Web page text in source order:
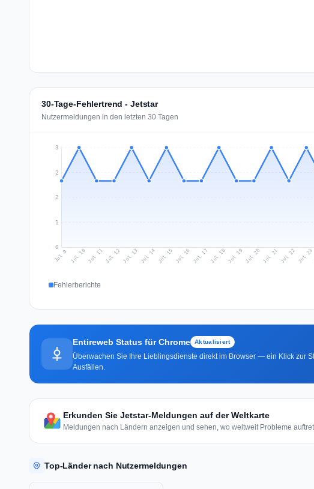
30-Tage-Fehlertrend - Jetstar
Nutzermeldungen in den letzten 30 Tagen
0
1
2
2
3
Jul 9 Jul 10 Jul 11Jul 12Jul 13 Jul 14 Jul 15 Jul 16 Jul 17 Jul 18Jul 19 Jul 20 Jul 21 Jul 22 Jul 23
Fehlerberichte
Entireweb Status für Chrome Aktualisiert
Überwachen Sie Ihre Lieblingsdienste direkt im Browser — ein Klick zur
Ausfällen.
Erkunden Sie Jetstar-Meldungen auf der Weltkarte
Meldungen nach Ländern anzeigen und sehen, wo weltweit Probleme
Top-Länder nach Nutzermeldungen